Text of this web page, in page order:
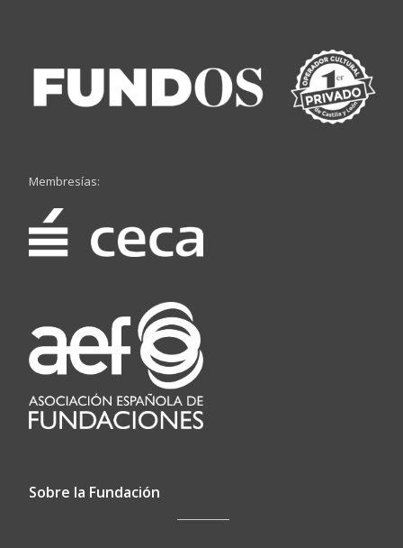
Membresías:
Sobre la Fundación